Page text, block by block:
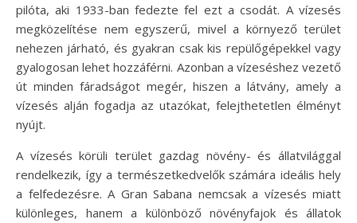
pilóta, aki 1933-ban fedezte fel ezt a csodát. A vízesés
megközelítése nem egyszerű, mivel a környező terület
nehezen járható, és gyakran csak kis repülőgépekkel vagy
gyalogosan lehet hozzáférni. Azonban a vízeséshez vezető
út minden fáradságot megér, hiszen a látvány, amely a
vízesés alján fogadja az utazókat, felejthetetlen élményt
nyújt.
A vízesés körüli terület gazdag növény- és állatvilággal
rendelkezik, így a természetkedvelők számára ideális hely
a felfedezésre. A Gran Sabana nemcsak a vízesés miatt
különleges, hanem a különböző növényfajok és állatok